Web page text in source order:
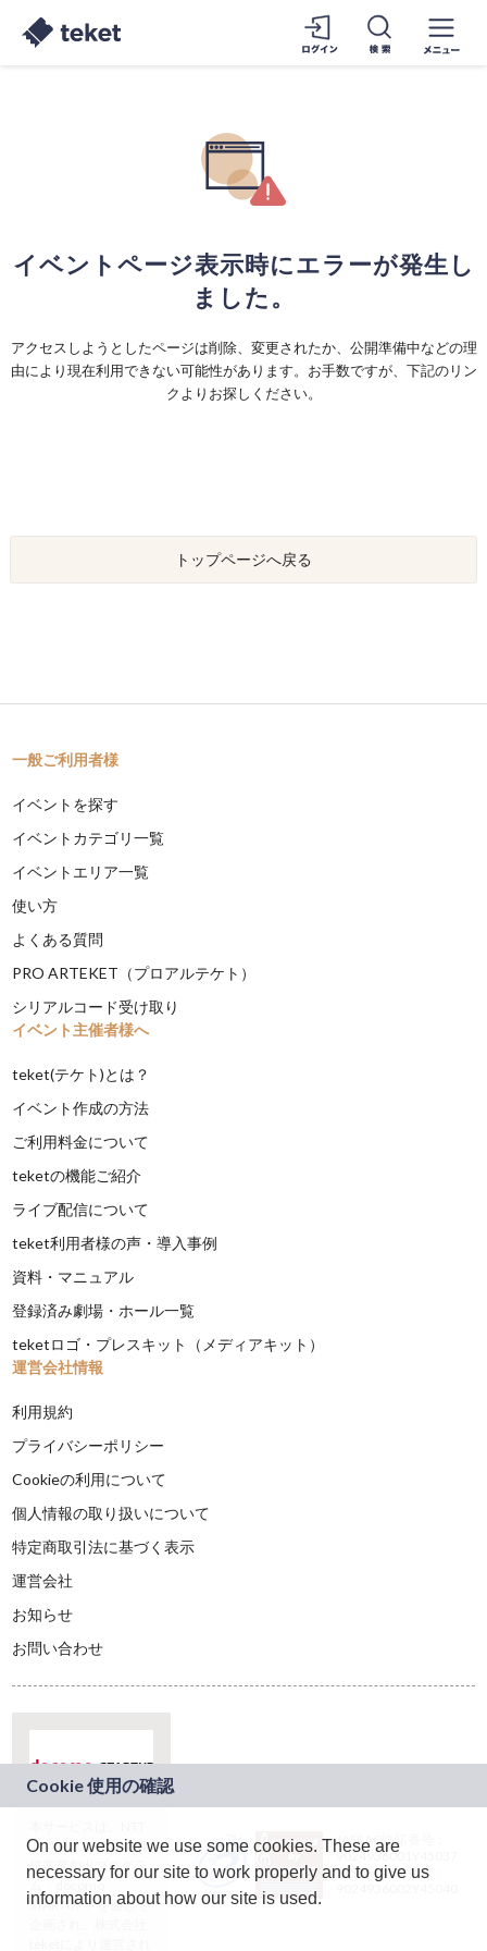
イベントページ表示時にエラーが発生し
ました。
アクセスしようとしたページは削除、変更されたか、公開準備中などの理
由により現在利用できない可能性があります。お手数ですが、下記のリン
クよりお探しください。
トップページへ戻る
一般ご利用者様
イベントを探す
イベントカテゴリ一覧
イベントエリア一覧
使い方
よくある質問
PRO ARTEKET（プロアルテケト）
シリアルコード受け取り
イベント主催者様へ
teket(テケト)とは？
イベント作成の方法
ご利用料金について
teketの機能ご紹介
ライブ配信について
teket利用者様の声・導入事例
資料・マニュアル
登録済み劇場・ホール一覧
teketロゴ・プレスキット（メディアキット）
運営会社情報
利用規約
プライバシーポリシー
Cookieの利用について
個人情報の取り扱いについて
特定商取引法に基づく表示
運営会社
お知らせ
お問い合わせ
ドコモグループの新
規事業創出プログラ
ム「docomo
STARTUP」を通じて
JASRAC許諾番号：
9024936001Y45037
JASRAC許諾番号：
On our website we use some cookies. These are
necessary for our site to work properly and to give us
information about how our site is used.